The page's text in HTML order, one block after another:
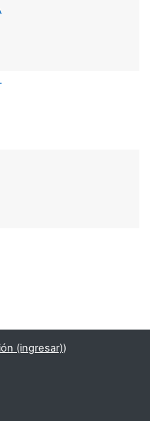
(ingresar))